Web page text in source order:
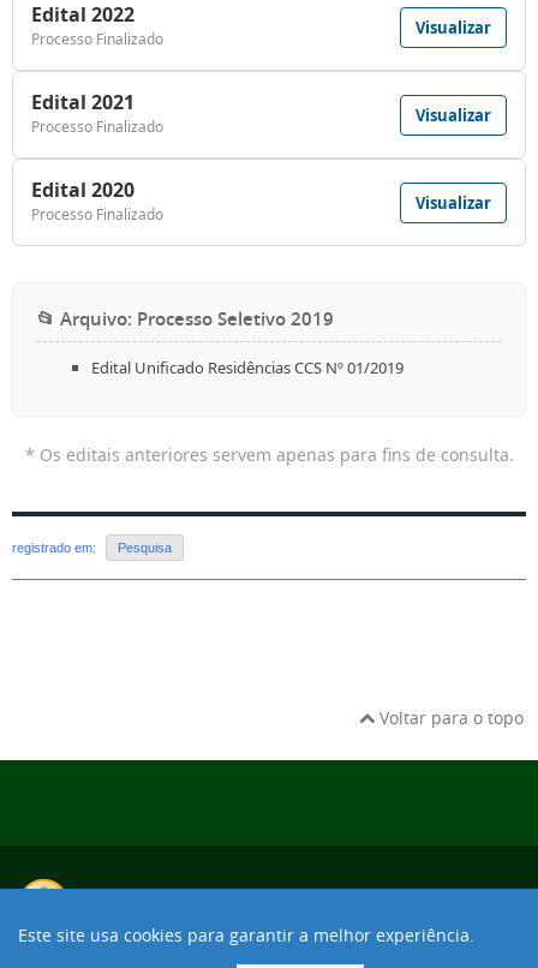
Este site usa cookies para garantir a melhor experiência.
Edital 2022
Processo Finalizado
Visualizar
Edital 2021
Processo Finalizado
Visualizar
Edital 2020
Processo Finalizado
Visualizar
📂 Arquivo: Processo Seletivo 2019
Edital Unificado Residências CCS Nº 01/2019
* Os editais anteriores servem apenas para fins de consulta.
registrado em: Pesquisa
Voltar para o topo